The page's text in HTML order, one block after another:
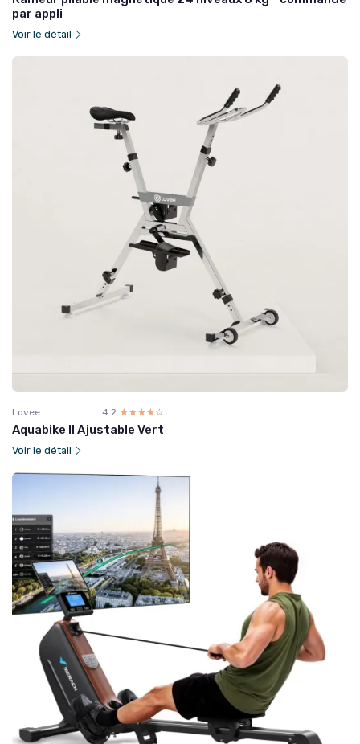
par appli
Voir le détail
Lovee 4.2 ☆☆☆☆☆
★★★★★
Aquabike II Ajustable Vert
Voir le détail